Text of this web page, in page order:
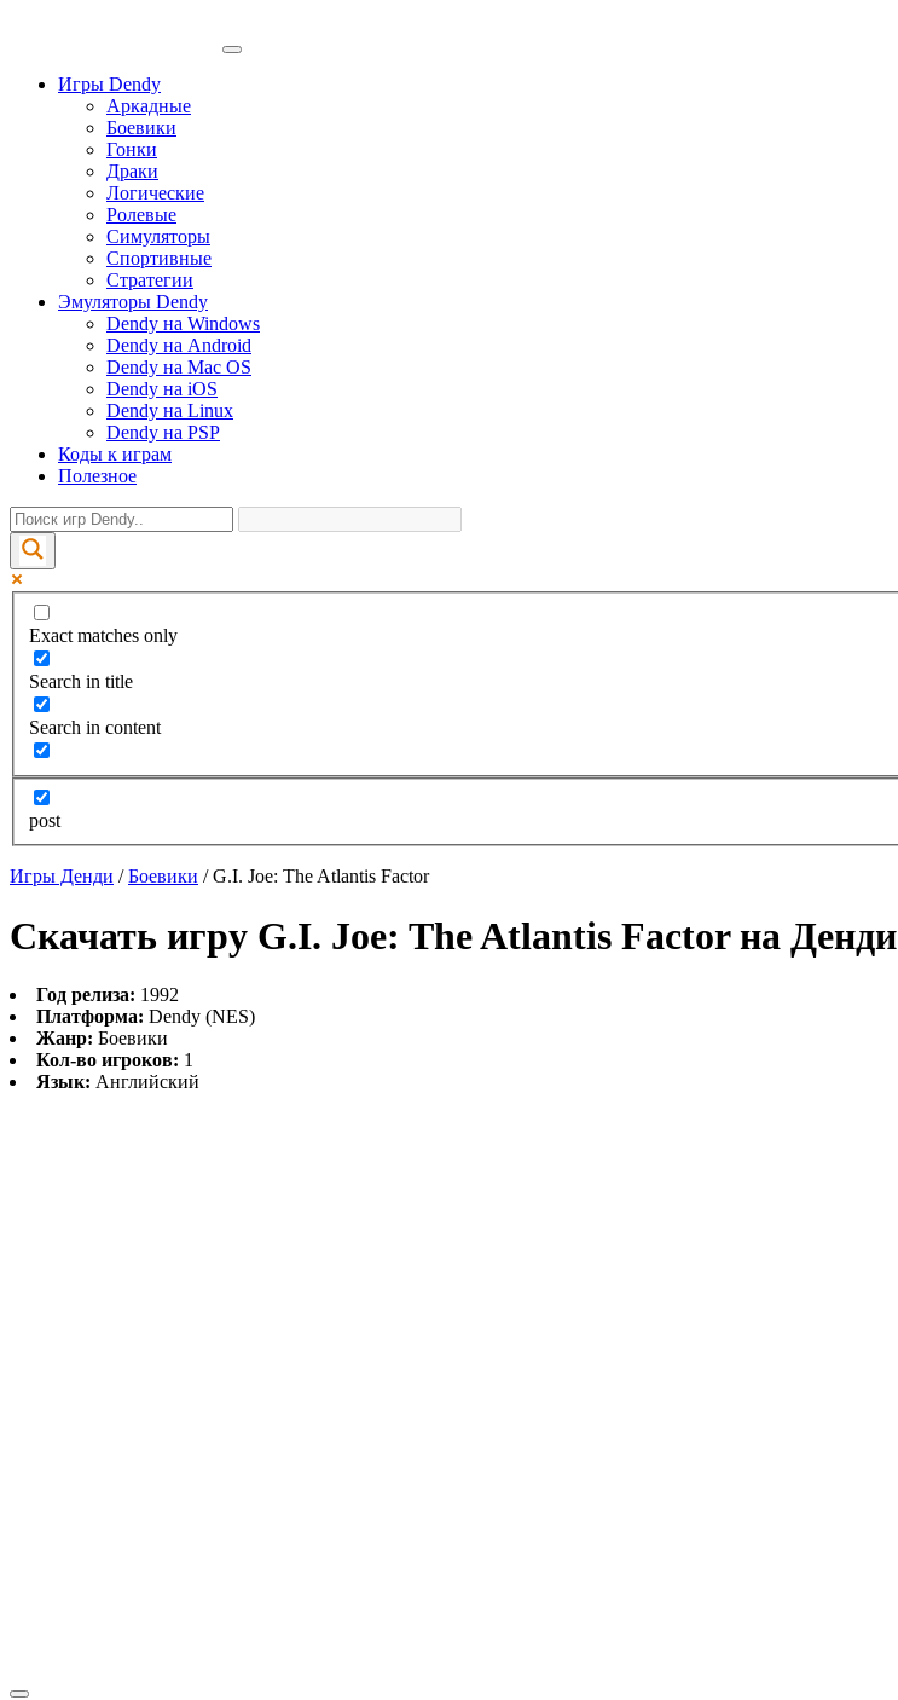
Игры Dendy
Аркадные
Боевики
Гонки
Драки
Логические
Ролевые
Симуляторы
Спортивные
Стратегии
Эмуляторы Dendy
Dendy на Windows
Dendy на Android
Dendy на Mac OS
Dendy на iOS
Dendy на Linux
Dendy на PSP
Коды к играм
Полезное
Exact matches only
Search in title
Search in content
post
Игры Денди /Боевики /G.I. Joe: The Atlantis Factor
Скачать игру G.I. Joe: The Atlantis Factor на Денди
Год релиза: 1992
Платформа: Dendy (NES)
Жанр: Боевики
Кол-во игроков: 1
Язык: Английский